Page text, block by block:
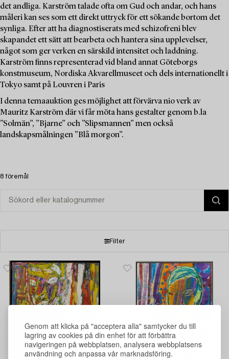
Genom att klicka på "acceptera alla" samtycker du till
lagring av cookies på din enhet för att förbättra
navigeringen på webbplatsen, analysera webbplatsens
användning och anpassa vår marknadsföring.
det andliga. Karström talade ofta om Gud och andar, och hans
måleri kan ses som ett direkt uttryck för ett sökande bortom det
synliga. Efter att ha diagnostiserats med schizofreni blev
skapandet ett sätt att bearbeta och hantera sina upplevelser,
något som ger verken en särskild intensitet och laddning.
Karström finns representerad vid bland annat Göteborgs
konstmuseum, Nordiska Akvarellmuseet och dels internationellt i
Tokyo samt på Louvren i Paris
I denna temaauktion ges möjlighet att förvärva nio verk av
Mauritz Karström där vi får möta hans gestalter genom b.la
”Solmän”, ”Bjarne” och ”Slipsmannen” men också
landskapsmålningen ”Blå morgon”.
8 föremål
Filter